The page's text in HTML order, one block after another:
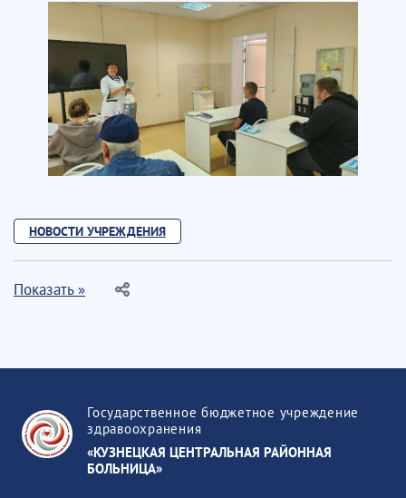
НОВОСТИ УЧРЕЖДЕНИЯ
Показать »
Государственное бюджетное учреждение
здравоохранения
«КУЗНЕЦКАЯ ЦЕНТРАЛЬНАЯ РАЙОННАЯ
БОЛЬНИЦА»